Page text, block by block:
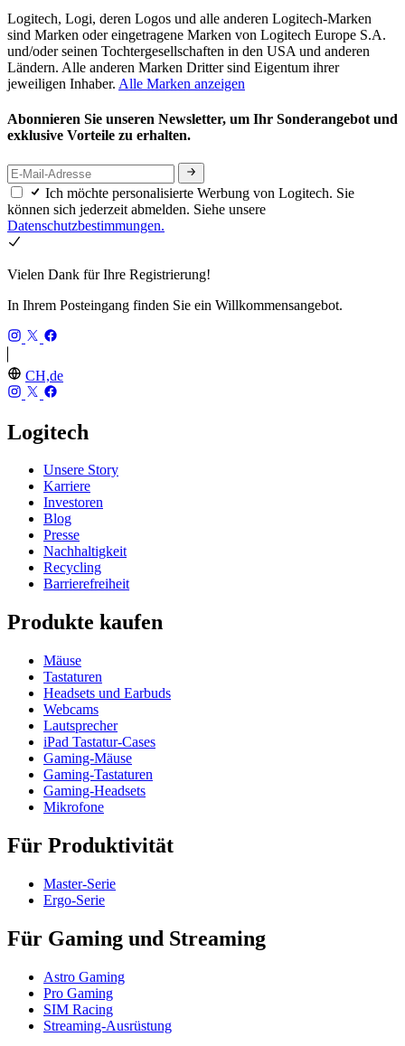
Logitech, Logi, deren Logos und alle anderen Logitech-Marken
sind Marken oder eingetragene Marken von Logitech Europe S.A.
und/oder seinen Tochtergesellschaften in den USA und anderen
Ländern. Alle anderen Marken Dritter sind Eigentum ihrer
jeweiligen Inhaber. Alle Marken anzeigen
Abonnieren Sie unseren Newsletter, um Ihr Sonderangebot und
exklusive Vorteile zu erhalten.
Ich möchte personalisierte Werbung von Logitech. Sie
können sich jederzeit abmelden. Siehe unsere
Datenschutzbestimmungen.
Vielen Dank für Ihre Registrierung!
In Ihrem Posteingang finden Sie ein Willkommensangebot.
CH,de
Logitech
Unsere Story
Karriere
Investoren
Blog
Presse
Nachhaltigkeit
Recycling
Barrierefreiheit
Produkte kaufen
Mäuse
Tastaturen
Headsets und Earbuds
Webcams
Lautsprecher
iPad Tastatur-Cases
Gaming-Mäuse
Gaming-Tastaturen
Gaming-Headsets
Mikrofone
Für Produktivität
Master-Serie
Ergo-Serie
Für Gaming und Streaming
Astro Gaming
Pro Gaming
SIM Racing
Streaming-Ausrüstung